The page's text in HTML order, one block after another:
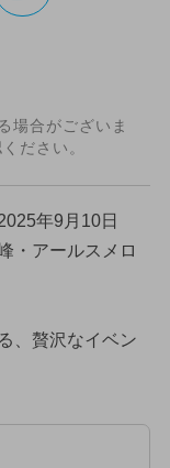
場合がございま
ださい。
年9月10日
・アールスメロ
、贅沢なイベン